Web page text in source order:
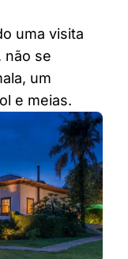
uma visita
não se
um
e meias.